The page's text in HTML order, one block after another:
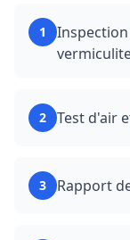
1
2 Test d'air
3 Rapport